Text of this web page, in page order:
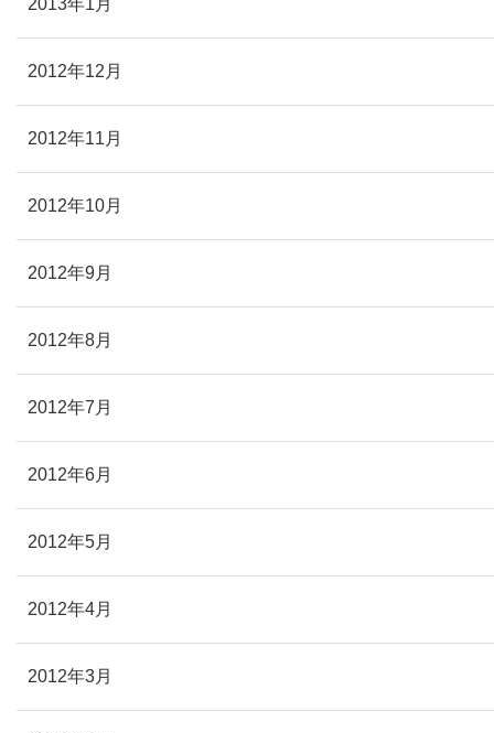
2013年1月
2012年12月
2012年11月
2012年10月
2012年9月
2012年8月
2012年7月
2012年6月
2012年5月
2012年4月
2012年3月